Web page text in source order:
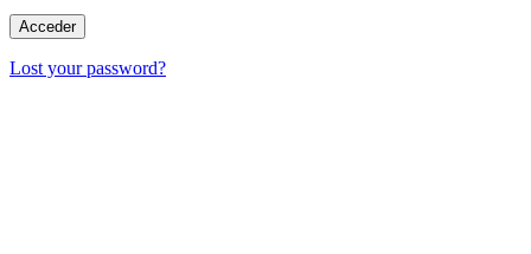
Lost your password?